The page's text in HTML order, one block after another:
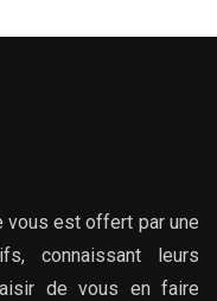
vous est offert par une
connaissant leurs
de vous en faire